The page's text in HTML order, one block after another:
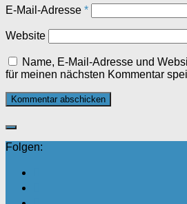
E-Mail-Adresse *
Website
Name, E-Mail-Adresse und
für meinen nächsten Kommentar
Folgen: